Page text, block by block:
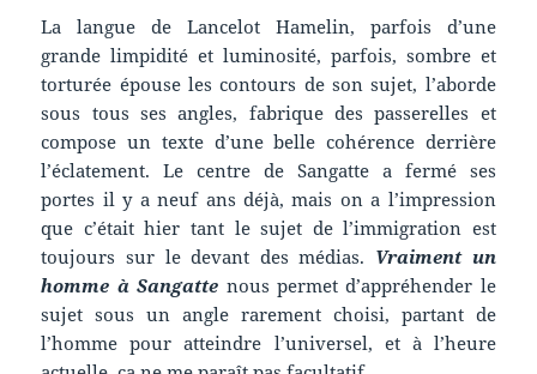
La langue de Lancelot Hamelin, parfois d’une
grande limpidité et luminosité, parfois, sombre et
torturée épouse les contours de son sujet, l’aborde
sous tous ses angles, fabrique des passerelles et
compose un texte d’une belle cohérence derrière
l’éclatement. Le centre de Sangatte a fermé ses
portes il y a neuf ans déjà, mais on a l’impression
que c’était hier tant le sujet de l’immigration est
toujours sur le devant des médias. Vraiment un
homme à Sangatte nous permet d’appréhender le
sujet sous un angle rarement choisi, partant de
l’homme pour atteindre l’universel, et à l’heure